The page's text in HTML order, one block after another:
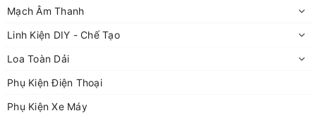
Mạch Âm Thanh
Linh Kiện DIY - Chế Tạo
Loa Toàn Dải
Phụ Kiện Điện Thoại
Phụ Kiện Xe Máy